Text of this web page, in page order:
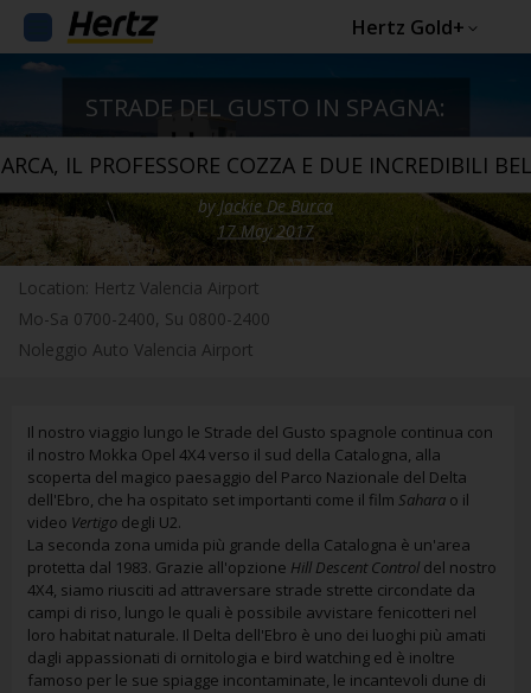
Hertz Gold+
STRADE DEL GUSTO IN SPAGNA:
IL PROFESSORE COZZA E DUE INCREDIBILI
by Jackie De Burca
17 May 2017
Location: Hertz Valencia Airport
Mo-Sa 0700-2400, Su 0800-2400
Noleggio Auto Valencia Airport
Il nostro viaggio lungo le Strade del Gusto spagnole continua con
il nostro Mokka Opel 4X4 verso il sud della Catalogna, alla
scoperta del magico paesaggio del Parco Nazionale del Delta
dell'Ebro, che ha ospitato set importanti come il filmSahara o il
video Vertigo degli U2.
La seconda zona umida più grande della Catalogna è un'area
protetta dal 1983. Grazie all'opzione Hill Descent Control del nostro
4X4, siamo riusciti ad attraversare strade strette circondate da
campi di riso, lungo le quali è possibile avvistare fenicotteri nel
loro habitat naturale. Il Delta dell'Ebro è uno dei luoghi più amati
dagli appassionati di ornitologia e bird watching ed è inoltre
famoso per le sue spiagge incontaminate, le incantevoli dune di